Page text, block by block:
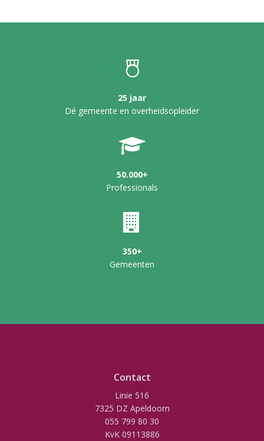
25 jaar
Dé gemeente en overheidsopleider
50.000+
Professionals
350+
Gemeenten
Contact
Linie 516
7325 DZ Apeldoorn
055 799 80 30
KvK 09113886